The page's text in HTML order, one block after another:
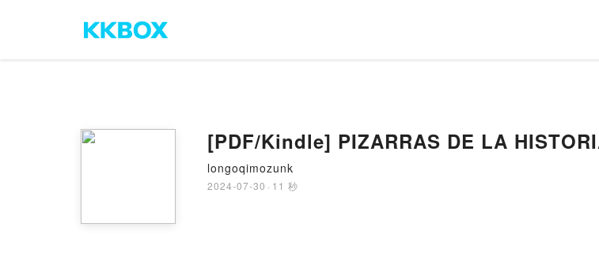
[PDF/Kindle] PIZARRAS DE LA
longoqimozunk
2024-07-30 · 11 秒